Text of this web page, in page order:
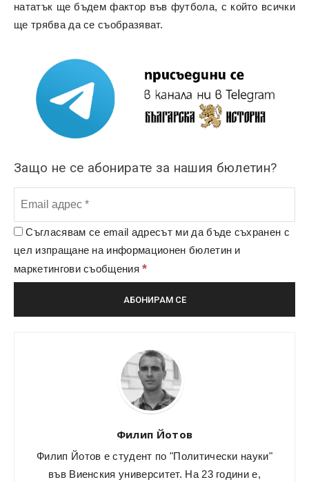
нататък ще бъдем фактор във футбола, с който всички
ще трябва да се съобразяват.
Защо не се абонирате за нашия бюлетин?
Съгласявам се email адресът ми да бъде съхранен с
цел изпращане на информационен бюлетин и
маркетингови съобщения*
Филип Йотов
Филип Йотов е студент по "Политически науки"
във Виенския университет. На 23 години е,